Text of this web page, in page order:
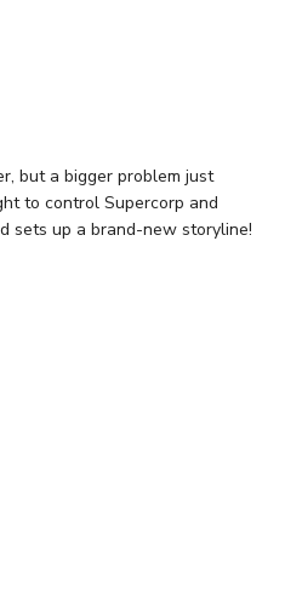
but a bigger problem just
to control Supercorp and
sets up a brand-new storyline!